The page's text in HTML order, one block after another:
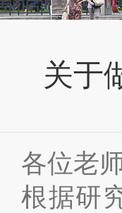
关于
各位老
根据研